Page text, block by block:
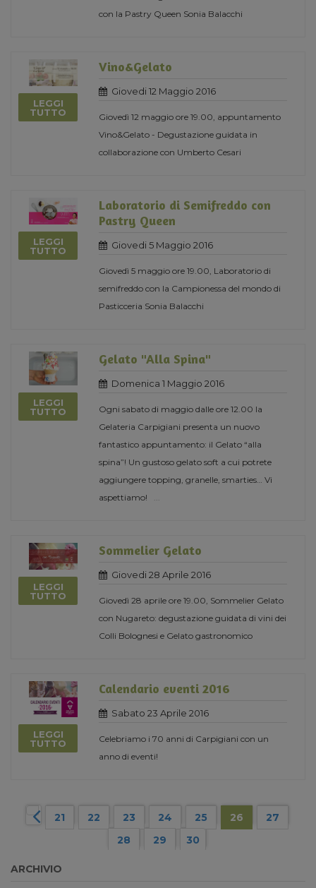
con la Pastry Queen Sonia Balacchi
LEGGI
TUTTO
Vino&Gelato
Giovedi 12 Maggio 2016
Giovedì 12 maggio ore 19.00, appuntamento
Vino&Gelato - Degustazione guidata in
collaborazione con Umberto Cesari
LEGGI
TUTTO
Laboratorio di Semifreddo con
Pastry Queen
Giovedi 5 Maggio 2016
Giovedì 5 maggio ore 19.00, Laboratorio di
semifreddo con la Campionessa del mondo di
Pasticceria Sonia Balacchi
LEGGI
TUTTO
Gelato "Alla Spina"
Domenica 1 Maggio 2016
Ogni sabato di maggio dalle ore 12.00 la
Gelateria Carpigiani presenta un nuovo
fantastico appuntamento: il Gelato “alla
spina”! Un gustoso gelato soft a cui potrete
aggiungere topping, granelle, smarties… Vi
aspettiamo!
LEGGI
TUTTO
Sommelier Gelato
Giovedi 28 Aprile 2016
Giovedì 28 aprile ore 19.00, Sommelier Gelato
con Nugareto: degustazione guidata di vini dei
Colli Bolognesi e Gelato gastronomico
LEGGI
TUTTO
Calendario eventi 2016
Sabato 23 Aprile 2016
Celebriamo i 70 anni di Carpigiani con un
anno di eventi!
21 22 23 24 25 26
27
28
29 30
ARCHIVIO